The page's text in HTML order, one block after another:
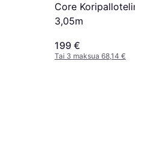
Core Koripalloteline
3,05m
199 €
Tai 3 maksua 68,14 €